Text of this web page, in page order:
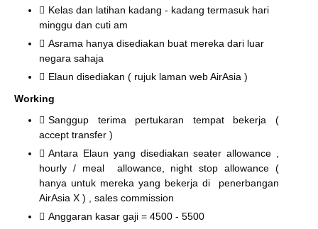
Kelas dan latihan kadang - kadang termasuk hari
minggu dan cuti am
Asrama hanya disediakan buat mereka dari luar
negara sahaja
Elaun disediakan ( rujuk laman web AirAsia )
Working
Sanggup terima pertukaran tempat bekerja (
accept transfer )
Antara Elaun yang disediakan seater allowance ,
hourly / meal allowance, night stop allowance (
hanya untuk mereka yang bekerja di penerbangan
AirAsia X ) , sales commission
Anggaran kasar gaji = 4500 - 5500